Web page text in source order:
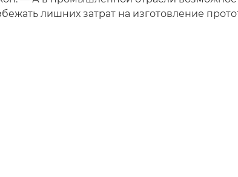
лишних затрат на изготовление